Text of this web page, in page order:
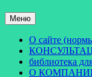
Меню
О сайте
библиотека
О